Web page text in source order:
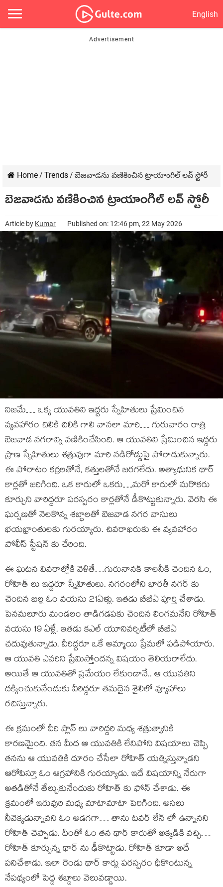
English
Home/ Trends/ బెజవాడను వణికించిన ట్రాయాంగిల్ లవ్ స్టోరీ
బెజవాడను వణికించిన ట్రాయాంగిల్ లవ్ స్టోరీ
Article by Kumar Published on: 12:46 pm, 22 May 2026
నిజమే… ఒక్క యువతిని ఇద్దరు స్నేహితులు ప్రేమించిన
వ్యవహారం చిలికి చిలికి గాలి వానలా మారి… గురువారం రాత్రి
బెజవాడ నగరాన్ని వణికించేసింది. ఆ యువతిని ప్రేమించిన ఇద్దరు
ప్రాణ స్నేహితులు శత్రువుగా మారి నడిరోడ్డుపై పోరాడుకున్నారు.
ఈ పోరాటం కర్రలతోనే, కత్తులతోనే జరగలేదు. అత్యాధునిక థార్
కార్లతో జరిగింది. ఒక కారులో ఒకరు…మరో కారులో మరొకరు
కూర్చుని వారిద్దరూ పరస్పరం కార్లతోనే డీకొట్టుకున్నారు. వెరసి ఈ
ఘర్షణతో నెలకొన్న శబ్ధాలతో బెజవాడ నగర వాసులు
భయభ్రాంతులకు గురయ్యారు. చివరాఖరుకు ఈ వ్యవహారం
పోలీస్ స్టేషన్ కు చేరింది.
ఈ ఘటన వివరాల్లోకి వెళితే…గురునానక్ కాలనీకి చెందిన ఓం,
రోహిత్ లు ఇద్దరూ స్నేహితులు. నగరంలోని భారతీ నగర్ కు
చెందిన బిల్ల ఓం వయసు 21ఏళ్లు. ఇతడు బీబీఏ పూర్తి చేశాడు.
పెనమలూరు మండలం తాడిగడపకు చెందిన లింగమనేని రోహిత్
వయసు 19 ఏళ్లే. ఇతడు కఎల్ యూనివర్సిటీలో బీబీఏ
చదువుతున్నాడు. వీరిద్దరూ ఒకే అమ్మాయి ప్రేమలో పడిపోయారు.
ఆ యువతి ఎవరిని ప్రేమిస్తోందన్న విషయం తెలియరాలేదు.
అయితే ఆ యువతితో ప్రమేయం లేకుండానే.. ఆ యువతిని
దక్కించుకునేందుకు వీరిద్దరూ తమదైన శైలిలో వ్యూహాలు
రచిస్తున్నారు.
ఈ క్రమంలో వీరి ప్లాన్ లు వారిద్దరి మధ్య శత్రుత్వానికి
కారణమైంది. తన మీద ఆ యువతికి లేనిపోని విషయాలు చెప్పి
తనను ఆ యువతికి దూరం చేసేలా రోహిత్ యత్నిస్తున్నాడని
ఆరోపిస్తూ ఓం ఆగ్రహానికి గురయ్యాడు. ఇదే విషయాన్ని నేరుగా
అతడితోనే తేల్చుకునేందుకు రోహిత్ కు ఫోన్ చేశాడు. ఈ
క్రమంలో ఇరువురి మధ్య మాటామాటా పెరిగింది. అసలు
నీవెక్కడున్నావని ఓం అడగగా… తాను టవర్ లేన్ లో ఉన్నానని
రోహిత్ చెప్పాడు. దీంతో ఓం తన థార్ కారుతో అక్కడికి వచ్చి…
రోహిత్ కూర్చున్న థార్ ను ఢీకొట్టాడు. రోహిత్ కూడా అదే
పనిచేశాడు. ఇలా రెండు థార్ కార్లు పరస్పరం ధీకొంటున్న
నేపథ్యంలో పెద్ద శబ్దాలు వెలువడ్డాయి.